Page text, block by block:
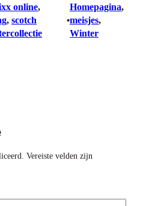
online
, scotch
•
Homepagina
meisjes
Winter
Vereiste velden zijn